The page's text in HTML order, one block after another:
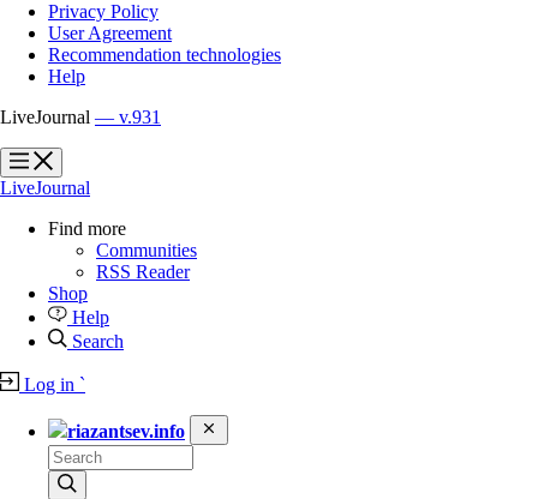
Privacy Policy
User Agreement
Recommendation technologies
Help
LiveJournal — v.931
?
?
LiveJournal
Find more
Communities
RSS Reader
Shop
Help
Search
Log in `
riazantsev.info